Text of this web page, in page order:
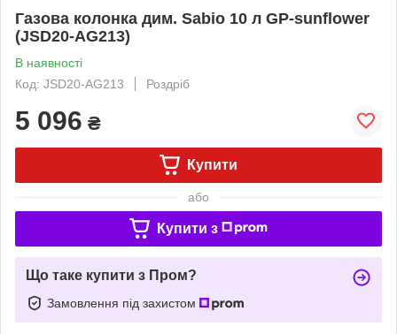
Газова колонка дим. Sabio 10 л GP-sunflower
(JSD20-AG213)
В наявності
Код: JSD20-AG213
Роздріб
5 096 ₴
Купити
або
Купити з
Що таке купити з Пром?
Замовлення під захистом